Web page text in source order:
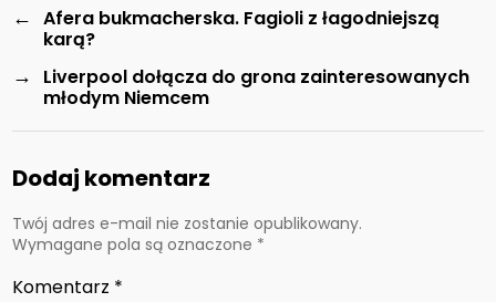
← Afera bukmacherska. Fagioli z łagodniejszą
karą?
→
Liverpool dołącza do grona zainteresowanych
młodym Niemcem
Dodaj komentarz
Twój adres e-mail nie zostanie opublikowany.
Wymagane pola są oznaczone *
Komentarz *